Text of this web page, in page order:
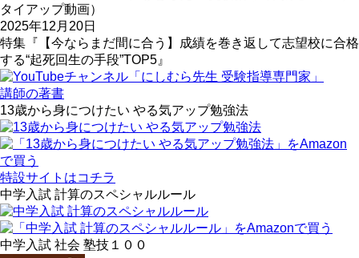
タイアップ動画）
2025年12月20日
特集『【今ならまだ間に合う】成績を巻き返して志望校に合格
する“起死回生の手段”TOP5』
講師の著書
13歳から身につけたい やる気アップ勉強法
特設サイトはコチラ
中学入試 計算のスペシャルルール
中学入試 社会 塾技１００